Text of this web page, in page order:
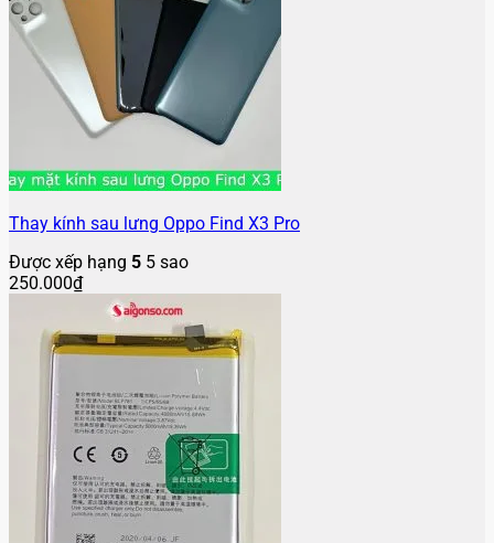
Thay kính sau lưng Oppo Find X3 Pro
Được xếp hạng 5 5 sao
250.000₫